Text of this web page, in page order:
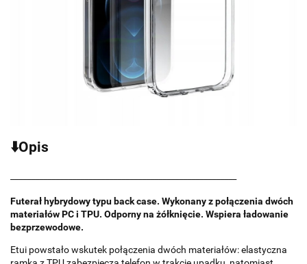
⬇️Opis
Futerał hybrydowy typu back case. Wykonany z połączenia dwóch
materiałów PC i TPU. Odporny na żółknięcie. Wspiera ładowanie
bezprzewodowe.
Etui powstało wskutek połączenia dwóch materiałów: elastyczna